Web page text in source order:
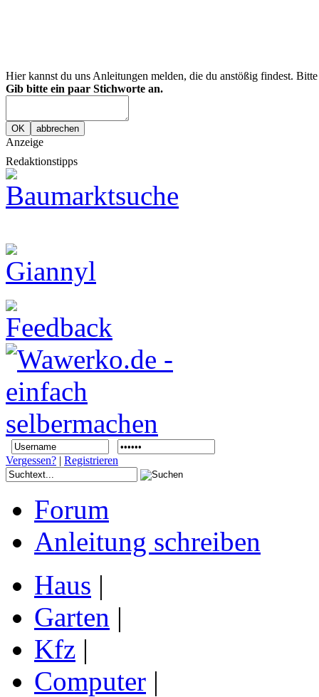
Hier kannst du uns Anleitungen melden, die du anstößig findest.
Gib bitte ein paar Stichworte an.
Anzeige
Redaktionstipps
Vergessen? | Registrieren
Forum
Anleitung schreiben
Haus |
Garten |
Kfz |
Computer |